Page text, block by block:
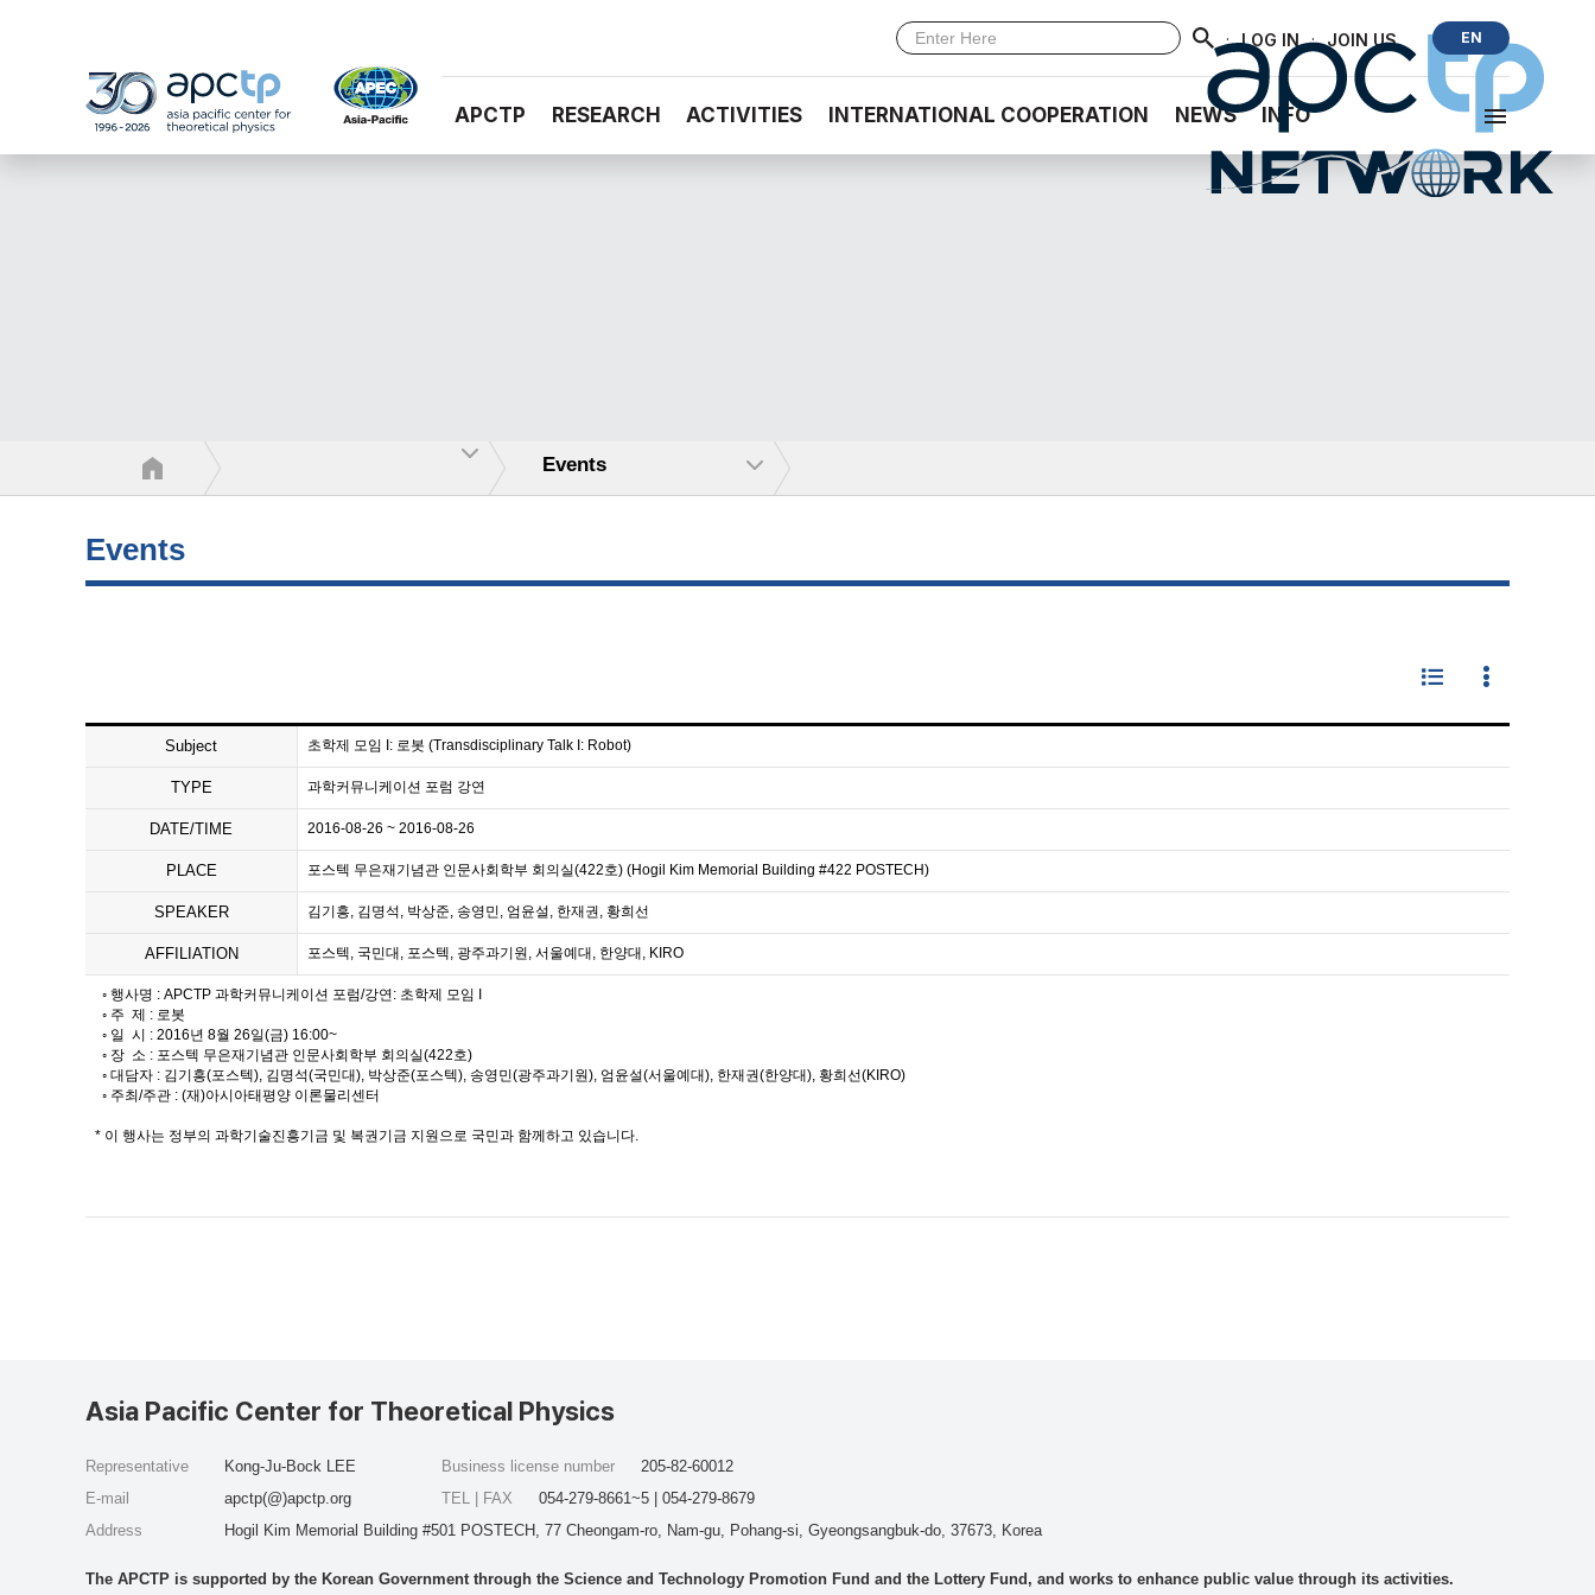
· LOG IN · JOIN US EN
APCTP RESEARCH ACTIVITIES INTERNATIONAL COOPERATION NEWS INFO
Events
Events
Subject 초학제 모임 I: 로봇 (Transdisciplinary Talk I: Robot)
TYPE 과학커뮤니케이션 포럼 강연
DATE/TIME 2016-08-26 ~ 2016-08-26
PLACE 포스텍 무은재기념관 인문사회학부 회의실(422호) (Hogil Kim Memorial Building #422 POSTECH)
SPEAKER 김기흥, 김명석, 박상준, 송영민, 엄윤설, 한재권, 황희선
AFFILIATION 포스텍, 국민대, 포스텍, 광주과기원, 서울예대, 한양대, KIRO
◦ 행사명 : APCTP 과학커뮤니케이션 포럼/강연: 초학제 모임 I
◦ 주 제 : 로봇
◦ 일 시 : 2016년 8월 26일(금) 16:00~
◦ 장 소 : 포스텍 무은재기념관 인문사회학부 회의실(422호)
◦ 대담자 : 김기흥(포스텍), 김명석(국민대), 박상준(포스텍), 송영민(광주과기원), 엄윤설(서울예대), 한재권(한양대), 황희선(KIRO)
◦ 주최/주관 : (재)아시아태평양 이론물리센터
* 이 행사는 정부의 과학기술진흥기금 및 복권기금 지원으로 국민과 함께하고 있습니다.
Asia Pacific Center for Theoretical Physics
Representative
Kong-Ju-Bock LEE
E-mail
apctp(@)apctp.org
Address
Hogil Kim Memorial Building #501 POSTECH, 77 Cheongam-ro, Nam-gu, Pohang-si, Gyeongsangbuk-do, 37673, Korea
Business license number
205-82-60012
TEL | FAX
054-279-8661~5 | 054-279-8679
The APCTP is supported by the Korean Government through the Science and Technology Promotion Fund and the Lottery Fund, and works to enhance public value through its activities.